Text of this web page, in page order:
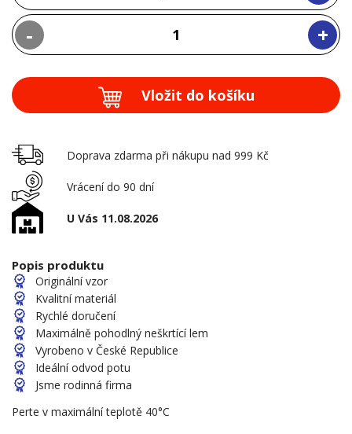
- +
Vložit do košíku
Doprava zdarma při nákupu nad 999 Kč
Vrácení do 90 dní
U Vás 11.08.2026
Popis produktu
Originální vzor
Kvalitní materiál
Rychlé doručení
Maximálně pohodlný neškrtící lem
Vyrobeno v České Republice
Ideální odvod potu
Jsme rodinná firma
Perte v maximální teplotě 40°C